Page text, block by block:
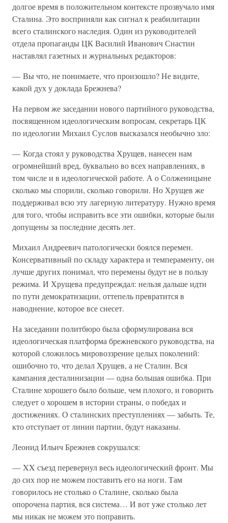
долгое время в положительном контексте прозвучало имя
Сталина. Это восприняли как сигнал к реабилитации
всего сталинского наследия. Один из руководителей
отдела пропаганды ЦК Василий Иванович Снастин
наставлял газетных и журнальных редакторов:
— Вы что, не понимаете, что произошло? Не видите,
какой дух у доклада Брежнева?
На первом же заседании нового партийного руководства,
посвященном идеологическим вопросам, секретарь ЦК
по идеологии Михаил Суслов высказался необычно зло:
— Когда стоял у руководства Хрущев, нанесен нам
огромнейший вред, буквально во всех направлениях, в
том числе и в идеологической работе. А о Солженицыне
сколько мы спорили, сколько говорили. Но Хрущев же
поддерживал всю эту лагерную литературу. Нужно время
для того, чтобы исправить все эти ошибки, которые были
допущены за последние десять лет.
Михаил Андреевич патологически боялся перемен.
Консервативный по складу характера и темпераменту, он
лучше других понимал, что перемены будут не в пользу
режима. И Хрущева предупреждал: нельзя дальше идти
по пути демократизации, оттепель превратится в
наводнение, которое все снесет.
На заседании политбюро была сформулирована вся
идеологическая платформа брежневского руководства, на
которой сложилось мировоззрение целых поколений:
ошибочно то, что делал Хрущев, а не Сталин. Вся
кампания десталинизации — одна большая ошибка. При
Сталине хорошего было больше, чем плохого, и говорить
следует о хорошем в истории страны, о победах и
достижениях. О сталинских преступлениях — забыть. Те,
кто отступает от линии партии, будут наказаны.
Леонид Ильич Брежнев сокрушался:
— XX съезд перевернул весь идеологический фронт. Мы
до сих пор не можем поставить его на ноги. Там
говорилось не столько о Сталине, сколько была
опорочена партия, вся система… И вот уже столько лет
мы никак не можем это поправить.